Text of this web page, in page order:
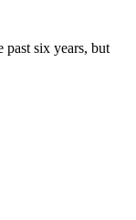
past six years, but